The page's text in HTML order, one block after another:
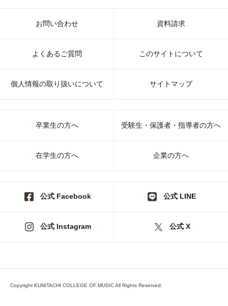
お問い合わせ 資料請求
よくあるご質問 このサイトについて
個人情報の取り扱いについて サイトマップ
卒業生の方へ 受験生・保護者・指導者の方へ
在学生の方へ 企業の方へ
公式 Facebook 公式 LINE
公式 Instagram 公式 X
Copyright KUNITACHI COLLEGE OF MUSIC All Rights Reserved.